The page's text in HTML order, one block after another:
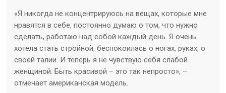
«Я никогда не концентрируюсь на вещах, которые мне
нравятся в себе, постоянно думаю о том, что нужно
сделать, работаю над собой каждый день. Я очень
хотела стать стройной, беспокоилась о ногах, руках, о
своей талии. И теперь я не чувствую себя слабой
женщиной. Быть красивой – это так непросто», –
отмечает американская модель.